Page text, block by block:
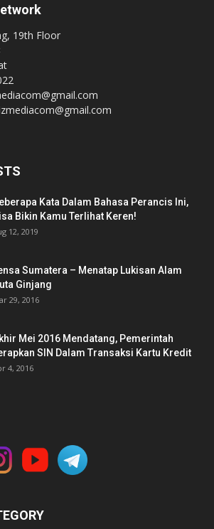
19th Floor
Kata Dalam Bahasa Perancis Ini,
Bikin Kamu Terlihat Keren!
12, 2019
Sumatera – Menatap Lukisan Alam
Ginjang
29, 2016
Mei 2016 Mendatang, Pemerintah
SIN Dalam Transaksi Kartu Kredit
4, 2016